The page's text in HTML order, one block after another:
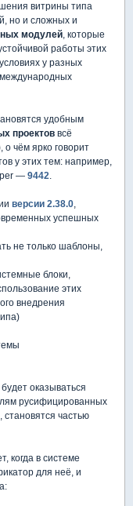
витрины типа
но и сложных и
модулей, которые
работы этих
у разных
международных
удобным
проектов всё
о чём ярко говорит
у этих тем: например,
— 9442.
версии 2.38.0,
успешных
не только шаблоны,
блоки,
этих
внедрения
оказываться
русифицированных
частью
когда в системе
для неё, и